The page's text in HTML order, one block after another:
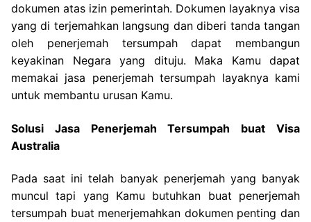
dokumen atas izin pemerintah. Dokumen layaknya visa
yang di terjemahkan langsung dan diberi tanda tangan
oleh penerjemah tersumpah dapat membangun
keyakinan Negara yang dituju. Maka Kamu dapat
memakai jasa penerjemah tersumpah layaknya kami
untuk membantu urusan Kamu.
Solusi Jasa Penerjemah Tersumpah buat Visa
Australia
Pada saat ini telah banyak penerjemah yang banyak
muncul tapi yang Kamu butuhkan buat penerjemah
tersumpah buat menerjemahkan dokumen penting dan